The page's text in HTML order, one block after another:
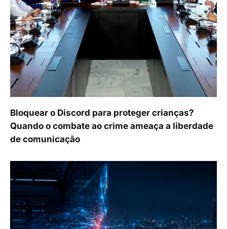
Bloquear o Discord para proteger crianças?
Quando o combate ao crime ameaça a liberdade
de comunicação